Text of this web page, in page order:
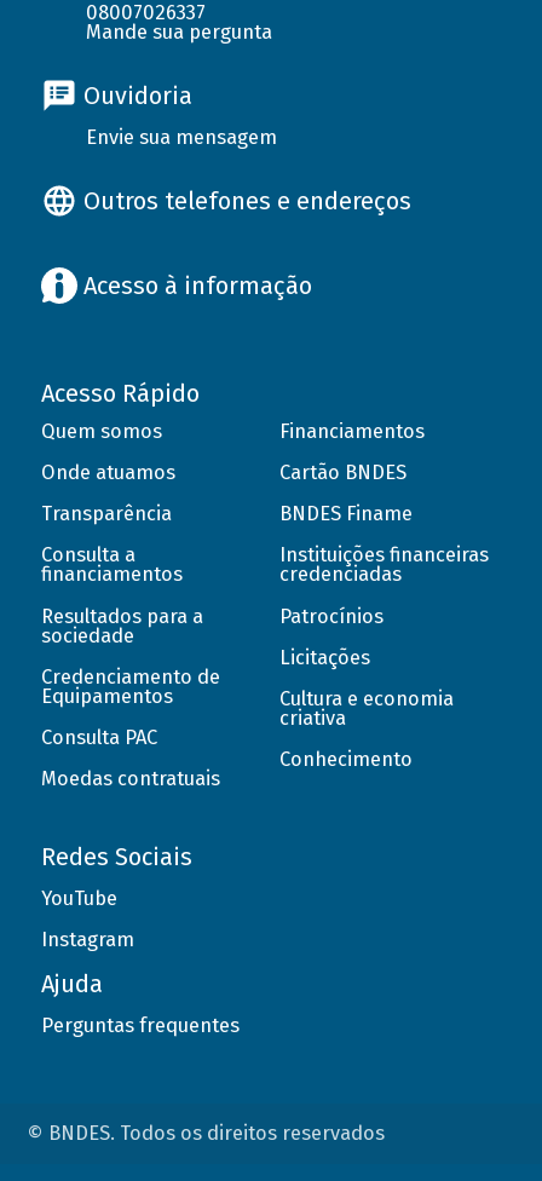
08007026337
Mande sua pergunta
Ouvidoria
Envie sua mensagem
Outros telefones e endereços
Acesso à informação
Acesso Rápido
Quem somos
Onde atuamos
Transparência
Consulta a
financiamentos
Resultados para a
sociedade
Credenciamento de
Equipamentos
Consulta PAC
Moedas contratuais
Financiamentos
Cartão BNDES
BNDES Finame
Instituições financeiras
credenciadas
Patrocínios
Licitações
Cultura e economia
criativa
Conhecimento
Redes Sociais
YouTube
Instagram
Ajuda
Perguntas frequentes
© BNDES. Todos os direitos reservados